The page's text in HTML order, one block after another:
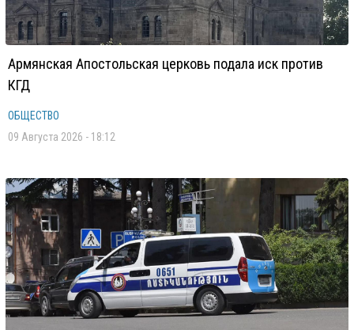
Армянская Апостольская церковь подала иск против
КГД
ОБЩЕСТВО
09 Августа 2026 - 18:12